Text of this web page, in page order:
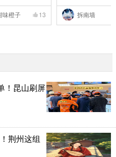
味橙子 13
..
拆南墙
！昆山刷屏
荆州这组